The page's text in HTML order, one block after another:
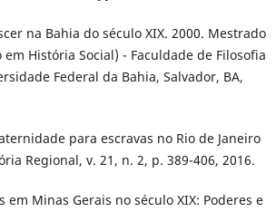
na Bahia do século XIX. 2000. Mestrado
História Social) - Faculdade de Filosofia
Federal da Bahia, Salvador, BA,
para escravas no Rio de Janeiro
Regional, v. 21, n. 2, p. 389-406, 2016.
em Minas Gerais no século XIX: Poderes e